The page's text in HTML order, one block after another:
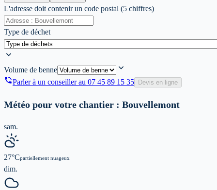
L'adresse doit contenir un code postal (5 chiffres)
Type de déchet
Volume de benne
Parler à un conseiller au 07 45 89 15 35 Devis en ligne
Météo pour votre chantier : Bouvellemont
sam.
27°Cpartiellement nuageux
dim.